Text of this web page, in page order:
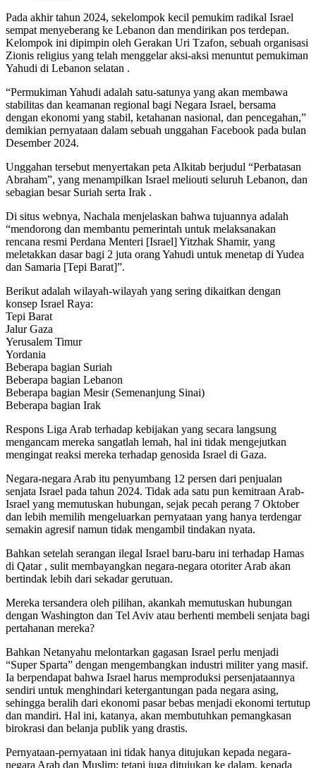
Pada akhir tahun 2024, sekelompok kecil pemukim radikal Israel
sempat menyeberang ke Lebanon dan mendirikan pos terdepan.
Kelompok ini dipimpin oleh Gerakan Uri Tzafon, sebuah organisasi
Zionis religius yang telah menggelar aksi-aksi menuntut pemukiman
Yahudi di Lebanon selatan .
“Permukiman Yahudi adalah satu-satunya yang akan membawa
stabilitas dan keamanan regional bagi Negara Israel, bersama
dengan ekonomi yang stabil, ketahanan nasional, dan pencegahan,”
demikian pernyataan dalam sebuah unggahan Facebook pada bulan
Desember 2024.
Unggahan tersebut menyertakan peta Alkitab berjudul “Perbatasan
Abraham”, yang menampilkan Israel meliouti seluruh Lebanon, dan
sebagian besar Suriah serta Irak .
Di situs webnya, Nachala menjelaskan bahwa tujuannya adalah
“mendorong dan membantu pemerintah untuk melaksanakan
rencana resmi Perdana Menteri [Israel] Yitzhak Shamir, yang
meletakkan dasar bagi 2 juta orang Yahudi untuk menetap di Yudea
dan Samaria [Tepi Barat]”.
Berikut adalah wilayah-wilayah yang sering dikaitkan dengan
konsep Israel Raya:
Tepi Barat
Jalur Gaza
Yerusalem Timur
Yordania
Beberapa bagian Suriah
Beberapa bagian Lebanon
Beberapa bagian Mesir (Semenanjung Sinai)
Beberapa bagian Irak
Respons Liga Arab terhadap kebijakan yang secara langsung
mengancam mereka sangatlah lemah, hal ini tidak mengejutkan
mengingat reaksi mereka terhadap genosida Israel di Gaza.
Negara-negara Arab itu penyumbang 12 persen dari penjualan
senjata Israel pada tahun 2024. Tidak ada satu pun kemitraan Arab-
Israel yang memutuskan hubungan, sejak pecah perang 7 Oktober
dan lebih memilih mengeluarkan pernyataan yang hanya terdengar
semakin agresif namun tidak mengambil tindakan nyata.
Bahkan setelah serangan ilegal Israel baru-baru ini terhadap Hamas
di Qatar , sulit membayangkan negara-negara otoriter Arab akan
bertindak lebih dari sekadar gerutuan.
Mereka tersandera oleh pilihan, akankah memutuskan hubungan
dengan Washington dan Tel Aviv atau berhenti membeli senjata bagi
pertahanan mereka?
Bahkan Netanyahu melontarkan gagasan Israel perlu menjadi
“Super Sparta” dengan mengembangkan industri militer yang masif.
Ia berpendapat bahwa Israel harus memproduksi persenjataannya
sendiri untuk menghindari ketergantungan pada negara asing,
sehingga beralih dari ekonomi pasar bebas menjadi ekonomi tertutup
dan mandiri. Hal ini, katanya, akan membutuhkan pemangkasan
birokrasi dan belanja publik yang drastis.
Pernyataan-pernyataan ini tidak hanya ditujukan kepada negara-
negara Arab dan Muslim; tetapi juga ditujukan ke dalam, kepada